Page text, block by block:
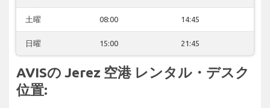
土曜 08:00 14:45
日曜 15:00 21:45
AVISの Jerez 空港 レンタル・デスク
位置: